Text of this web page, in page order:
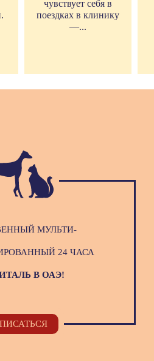
чувствует себя в
поездках в клинику
—...
МУЛЬТИ-
24 ЧАСА
В ОАЭ!